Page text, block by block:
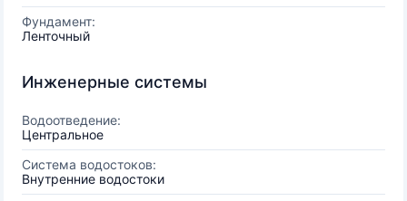
Фундамент:
Ленточный
Инженерные системы
Водоотведение:
Центральное
Система водостоков:
Внутренние водостоки